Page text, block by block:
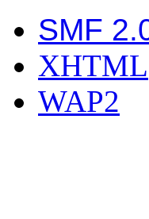
SMF
XHTML
WAP2